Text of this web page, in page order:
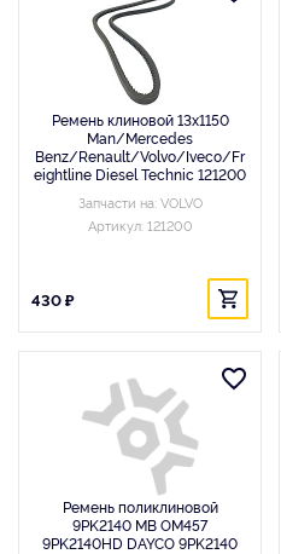
Ремень клиновой 13x1150
Man/Mercedes
Benz/Renault/Volvo/Iveco/Fr
eightline Diesel Technic 121200
Запчасти на: VOLVO
Артикул: 121200
430 ₽
Ремень поликлиновой
9PK2140 MB OM457
9PK2140HD DAYCO 9PK2140